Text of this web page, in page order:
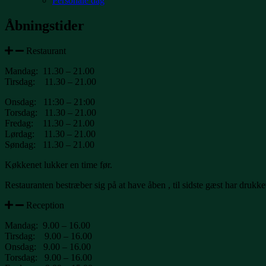
Åbningstider
Restaurant
Mandag: 11.30 – 21.00
Tirsdag: 11.30 – 21.00
Onsdag: 11:30 – 21:00
Torsdag: 11.30 – 21.00
Fredag: 11.30 – 21.00
Lørdag: 11.30 – 21.00
Søndag: 11.30 – 21.00
Køkkenet lukker en time før.
Restauranten bestræber sig på at have åben , til sidste gæst har
Reception
Mandag: 9.00 – 16.00
Tirsdag: 9.00 – 16.00
Onsdag: 9.00 – 16.00
Torsdag: 9.00 – 16.00